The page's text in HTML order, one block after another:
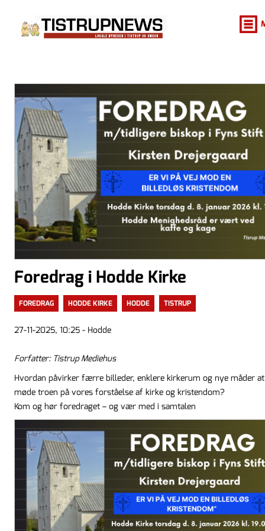
Foredrag i Hodde Kirke
FOREDRAG HODDE KIRKE HODDE TISTRUP
27-11-2025, 10:25 - Hodde
Forfatter: Tistrup Mediehus
Hvordan påvirker færre billeder, enklere kirkerum og nye måder at
møde troen på vores forståelse af kirke og kristendom?
Kom og hør foredraget – og vær med i samtalen